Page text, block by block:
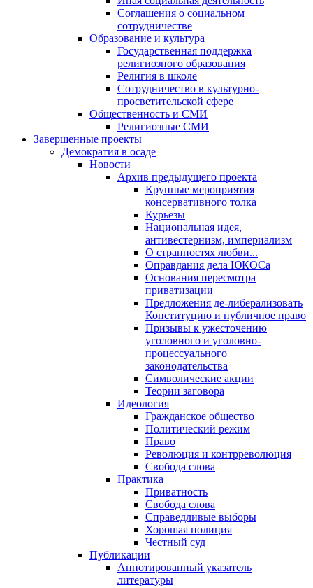
Соглашения о социальном
сотрудничестве
Образование и культура
Государственная поддержка
религиозного образования
Религия в школе
Сотрудничество в культурно-
просветительской сфере
Общественность и СМИ
Религиозные СМИ
Завершенные проекты
Демократия в осаде
Новости
Архив предыдущего проекта
Крупные мероприятия
консервативного толка
Курьезы
Национальная идея,
антивестернизм, империализм
О странностях любви...
Оправдания дела ЮКОСа
Основания пересмотра
приватизации
Предложения де-либерализовать
Конституцию и публичное право
Призывы к ужесточению
уголовного и уголовно-
процессуального
законодательства
Символические акции
Теории заговора
Идеология
Гражданское общество
Политический режим
Право
Революция и контрреволюция
Свобода слова
Практика
Приватность
Свобода слова
Справедливые выборы
Хорошая полиция
Честный суд
Публикации
Аннотированный указатель
литературы